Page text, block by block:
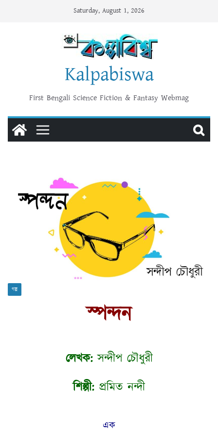
Saturday, August 1, 2026
Kalpabiswa
First Bengali Science Fiction & Fantasy Webmag
গল্প
স্পন্দন
লেখক:সন্দীপ চৌধুরী
শিল্পী: প্রমিত নন্দী
এক